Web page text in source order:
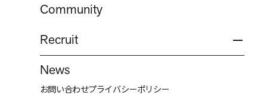
会社概要
事業のフィールド
代理店業務
Community
Recruit
Recruit（採用TOP）
News
お問い合わせプライバシーポリシー